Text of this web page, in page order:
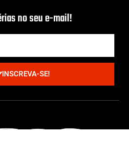
no seu e-mail!
INSCREVA-SE!